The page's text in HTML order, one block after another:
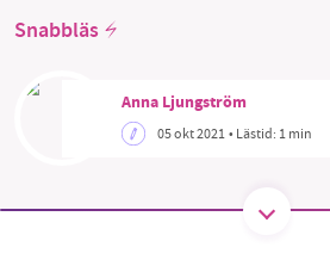
Facebook
Snabbläs
Anna Ljungström
05 okt 2021• Lästid: 1 min